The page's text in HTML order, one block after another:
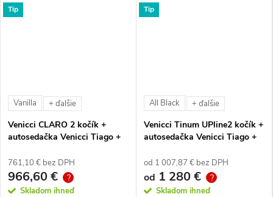
Tip
Vanilla + ďalšie
Venicci CLARO 2 kočík +
autosedačka Venicci Tiago +
761,10 € bez DPH
966,60 € ?
Skladom ihneď
Tip
All Black + ďalšie
Venicci Tinum UPline2 kočík +
autosedačka Venicci Tiago +
od 1 007,87 € bez DPH
od 1 280 € ?
Skladom ihneď